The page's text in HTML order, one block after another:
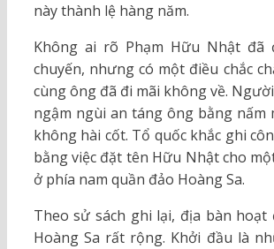
này thành lệ hàng năm.
Không ai rõ Phạm Hữu Nhật đã
chuyến, nhưng có một điều chắc
cùng ông đã đi mãi không về.
ngậm ngùi an táng ông bằng nấm
không hài cốt. Tổ quốc khắc ghi
bằng việc đặt tên Hữu Nhật cho
ở phía nam quần đảo Hoàng Sa.
Theo sử sách ghi lại, địa bàn hoạt
Hoàng Sa rất rộng. Khởi đầu là